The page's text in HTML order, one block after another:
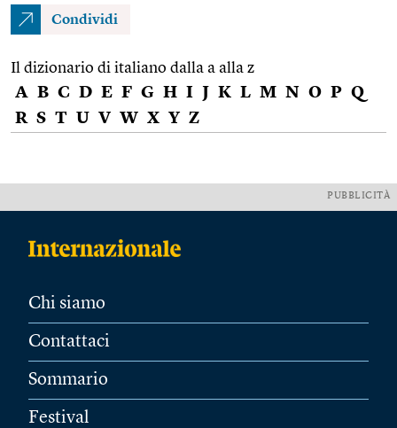
Condividi
Il dizionario di italiano dalla a alla z
A B C D E F G H I J K L M N O P Q
R S T U V W X Y Z
PUBBLICITÀ
Chi siamo
Contattaci
Sommario
Festival